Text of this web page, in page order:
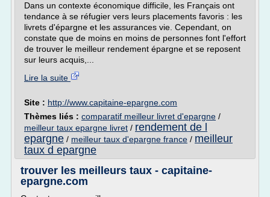
Dans un contexte économique difficile, les Français ont
tendance à se réfugier vers leurs placements favoris : les
livrets d'épargne et les assurances vie. Cependant, on
constate que de moins en moins de personnes font l'effort
de trouver le meilleur rendement épargne et se reposent
sur leurs acquis,...
Lire la suite
Site : http://www.capitaine-epargne.com
Thèmes liés : comparatif meilleur livret d'epargne /
meilleur taux epargne livret / rendement de l
epargne / meilleur taux d'epargne france / meilleur
taux d epargne
trouver les meilleurs taux - capitaine-
epargne.com